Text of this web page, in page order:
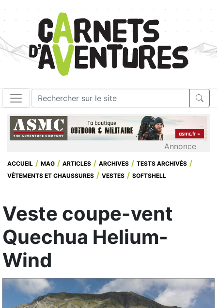
Annonce
ACCUEIL MAG ARTICLES ARCHIVES
TESTS ARCHIVÉS
VÊTEMENTS ET CHAUSSURES
VESTES SOFTSHELL
Veste coupe-vent
Quechua Helium-
Wind